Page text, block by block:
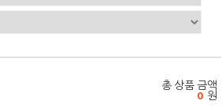
총 상품 금액
0 원